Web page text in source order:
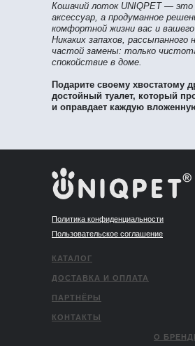
Кошачий лоток UNIQPET — это
аксессуар, а продуманное
комфортной жизни вас и
Никаких запахов, рассыпанного
частой замены: только
спокойствие в доме.
Подарите своему хвостатому
достойный туалет, который
и оправдает каждую
Политика конфиденциальности
Пользовательское соглашение
КАТАЛОГ
ДОСТАВКА И ОПЛАТА
ПАРТНЁРЫ
КОНТАКТЫ
О